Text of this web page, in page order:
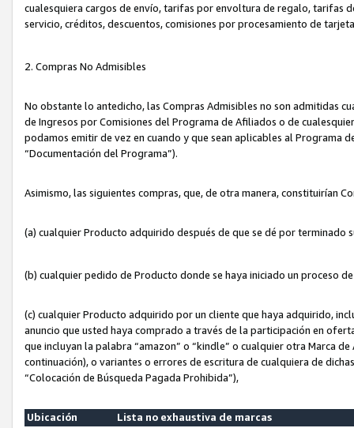
cualesquiera cargos de envío, tarifas por envoltura de regalo, tarifas
servicio, créditos, descuentos, comisiones por procesamiento de
2. Compras No Admisibles
No obstante lo antedicho, las Compras Admisibles no son admitidas
de Ingresos por Comisiones del Programa de Afiliados o de
podamos emitir de vez en cuando y que sean aplicables al Programa
“Documentación del Programa”).
Asimismo, las siguientes compras, que, de otra manera, constituirían
(a) cualquier Producto adquirido después de que se dé por terminado
(b) cualquier pedido de Producto donde se haya iniciado un proceso
(c) cualquier Producto adquirido por un cliente que haya adquirido,
anuncio que usted haya comprado a través de la participación en
que incluyan la palabra “amazon” o “kindle” o cualquier otra Marca
continuación), o variantes o errores de escritura de cualquiera de
“Colocación de Búsqueda Pagada Prohibida”),
Ubicación
Lista no exhaustiva de marcas